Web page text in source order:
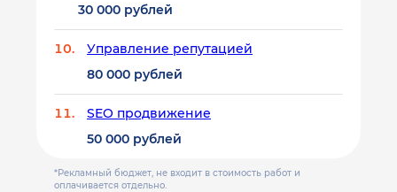
30 000 рублей
Управление репутацией
80 000 рублей
SEO продвижение
50 000 рублей
*Рекламный бюджет, не входит в стоимость работ и
оплачивается отдельно.